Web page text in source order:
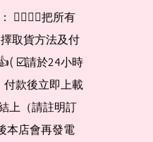
把所有
擇取貨方法及付
☑️請於24小時
付款後立即上載
上（請註明訂
本店會再發電